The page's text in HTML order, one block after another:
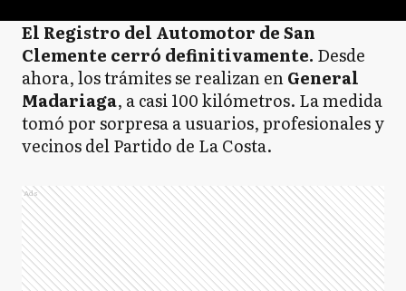
El Registro del Automotor de San
Clemente cerró definitivamente. Desde
ahora, los trámites se realizan enGeneral
Madariaga, a casi 100 kilómetros. La medida
tomó por sorpresa a usuarios, profesionales y
vecinos del Partido de La Costa.
Ads